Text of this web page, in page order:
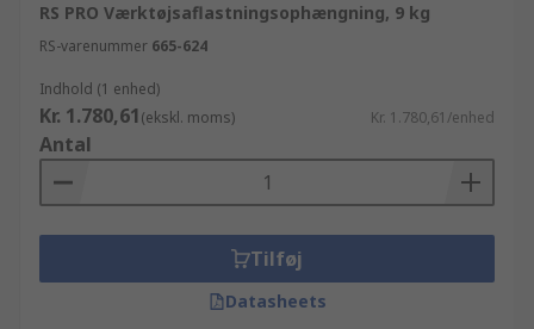
RS PRO Værktøjsaflastningsophængning, 9 kg
RS-varenummer 665-624
Indhold (1 enhed)
Kr. 1.780,61(ekskl. moms) Kr. 1.780,61/enhed
Antal
Tilføj
Datasheets